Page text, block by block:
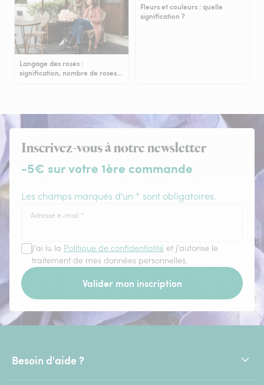
Langage des roses :
signification, nombre de roses…
Fleurs et couleurs : quelle
signification ?
Inscrivez-vous à notre newsletter
-5€ sur votre 1ère commande
Les champs marqués d'un * sont obligatoires.
Adresse e-mail *
J'ai lu la Politique de confidentialité et j'autorise le
traitement de mes données personnelles.
Valider mon inscription
Besoin d'aide ?